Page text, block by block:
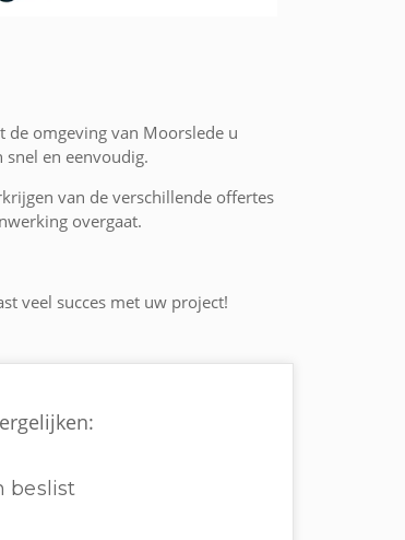
de omgeving van Moorslede u
en eenvoudig.
van de verschillende offertes
overgaat.
veel succes met uw project!
beslist